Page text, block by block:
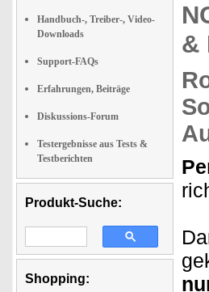
Handbuch-, Treiber-, Video-
Downloads
Support-FAQs
Erfahrungen, Beiträge
Diskussions-Forum
Testergebnisse aus Tests &
Testberichten
Produkt-Suche:
Shopping:
&